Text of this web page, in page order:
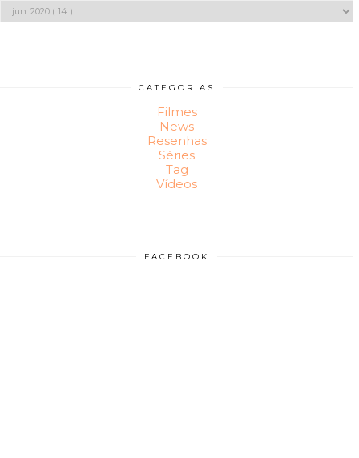
CATEGORIAS
Filmes
News
Resenhas
Séries
Tag
Vídeos
FACEBOOK